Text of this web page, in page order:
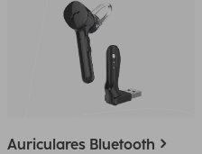
Auriculares Bluetooth